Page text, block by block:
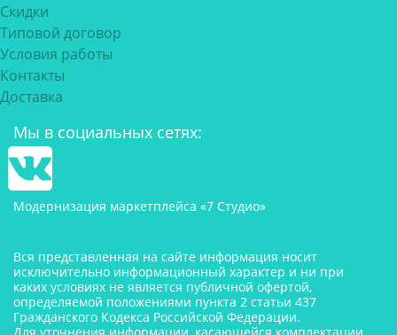
Скидки
Типовой договор
Условия работы
Контакты
Доставка
Мы в социальных сетях:
Модернизация маркетплейса «7 Студио»
Вся представленная на сайте информация носит
исключительно информационный характер и ни при
каких условиях не является публичной офертой,
определяемой положениями пункта 2 статьи 437
Гражданского Кодекса Российской Федерации.